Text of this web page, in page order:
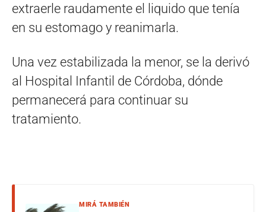
extraerle raudamente el liquido que tenía
en su estomago y reanimarla.
Una vez estabilizada la menor, se la derivó
al Hospital Infantil de Córdoba, dónde
permanecerá para continuar su
tratamiento.
MIRÁ TAMBIÉN